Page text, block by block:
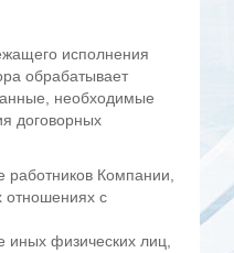
исполнения
обрабатывает
необходимые
договорных
работников Компании,
отношениях с
иных физических лиц,